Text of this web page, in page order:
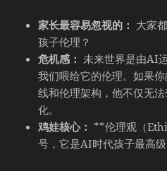
家长最容易忽视的： 大家
孩子伦理？
危机感： 未来世界是由AI
我们喂给它的伦理。如果
线和伦理架构，他不仅无
化。
鸡娃核心： **伦理观（
号，它是AI时代孩子最高级